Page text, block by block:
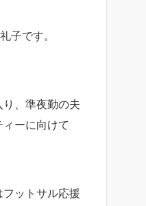
子です。
、準夜勤の夫
ーに向けて
ットサル応援